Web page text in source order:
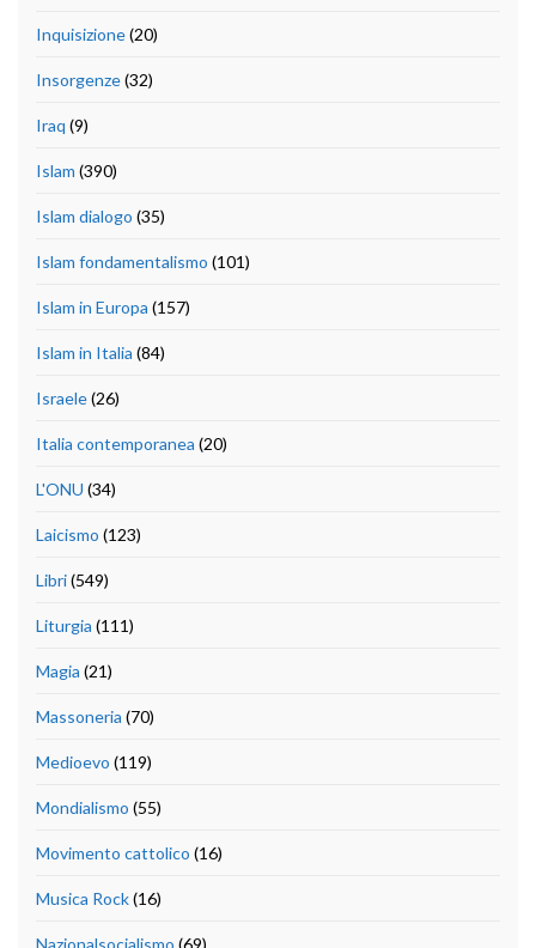
Inquisizione(20)
Insorgenze(32)
Iraq (9)
Islam (390)
Islam dialogo (35)
Islam fondamentalismo (101)
Islam in Europa (157)
Islam in Italia (84)
Israele(26)
Italia contemporanea (20)
L'ONU (34)
Laicismo (123)
Libri(549)
Liturgia (111)
Magia (21)
Massoneria (70)
Medioevo (119)
Mondialismo (55)
Movimento cattolico (16)
Musica Rock(16)
Nazionalsocialismo (69)